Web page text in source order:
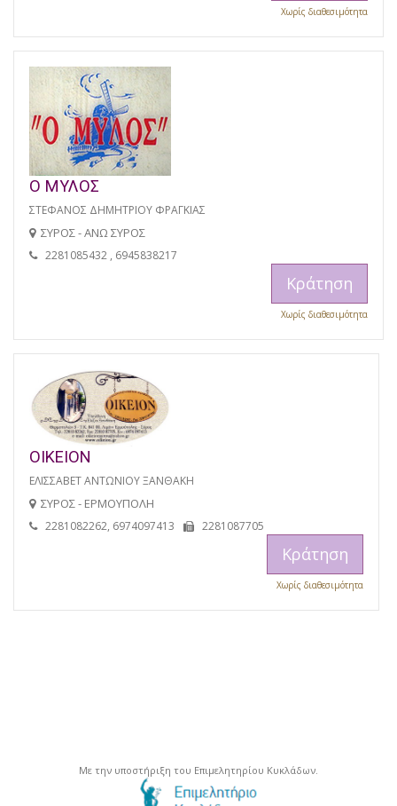
Χωρίς διαθεσιμότητα
Ο ΜΥΛΟΣ
ΣΤΕΦΑΝΟΣ ΔΗΜΗΤΡΙΟΥ ΦΡΑΓΚΙΑΣ
ΣΥΡΟΣ - ΑΝΩ ΣΥΡΟΣ
2281085432 , 6945838217
Κράτηση
Χωρίς διαθεσιμότητα
ΟΙΚΕΙΟΝ
ΕΛΙΣΣΑΒΕΤ ΑΝΤΩΝΙΟΥ ΞΑΝΘΑΚΗ
ΣΥΡΟΣ - ΕΡΜΟΥΠΟΛΗ
2281082262, 6974097413 2281087705
Κράτηση
Χωρίς διαθεσιμότητα
Με την υποστήριξη του Επιμελητηρίου Κυκλάδων.